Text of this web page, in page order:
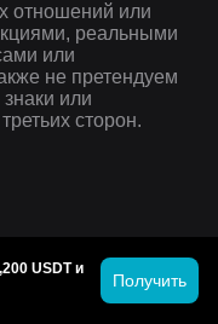
отношений или
реальными
или
не претендуем
или
сторон.
USDT и
Получить